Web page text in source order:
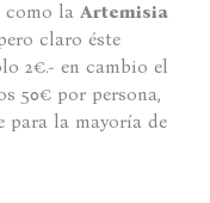
como la Artemisia
claro éste
2€.- en cambio el
50€ por persona,
para la mayoría de